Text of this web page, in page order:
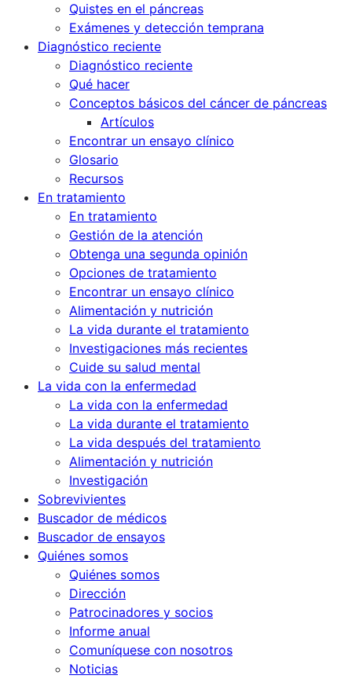
Quistes en el páncreas
Exámenes y detección temprana
Diagnóstico reciente
Diagnóstico reciente
Qué hacer
Conceptos básicos del cáncer de páncreas
Artículos
Encontrar un ensayo clínico
Glosario
Recursos
En tratamiento
En tratamiento
Gestión de la atención
Obtenga una segunda opinión
Opciones de tratamiento
Encontrar un ensayo clínico
Alimentación y nutrición
La vida durante el tratamiento
Investigaciones más recientes
Cuide su salud mental
La vida con la enfermedad
La vida con la enfermedad
La vida durante el tratamiento
La vida después del tratamiento
Alimentación y nutrición
Investigación
Sobrevivientes
Buscador de médicos
Buscador de ensayos
Quiénes somos
Quiénes somos
Dirección
Patrocinadores y socios
Informe anual
Comuníquese con nosotros
Noticias